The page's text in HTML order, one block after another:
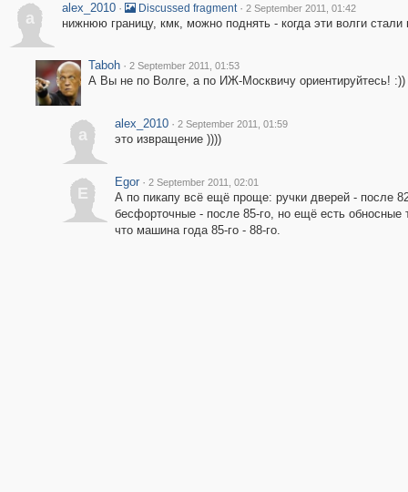
a
alex_2010 · Discussed fragment · 2 September 2011, 01:42
нижнюю границу, кмк, можно поднять - когда эти волги
Taboh · 2 September 2011, 01:53
А Вы не по Волге, а по ИЖ-Москвичу ориентируйтесь! :))
a
alex_2010 · 2 September 2011, 01:59
это извращение ))))
E
Egor · 2 September 2011, 02:01
А по пикапу всё ещё проще: ручки дверей - после
бесфорточные - после 85-го, но ещё есть обносные
что машина года 85-го - 88-го.